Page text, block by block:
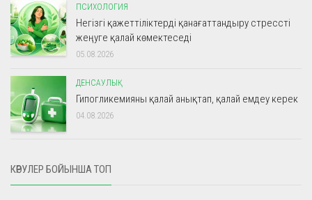
ПСИХОЛОГИЯ
Негізгі қажеттіліктерді қанағаттандыру стрессті
жеңуге қалай көмектеседі
05.08.2026
ДЕНСАУЛЫҚ
Гипогликемияны қалай анықтап, қалай емдеу керек
04.08.2026
КӨРУЛЕР БОЙЫНША ТОП